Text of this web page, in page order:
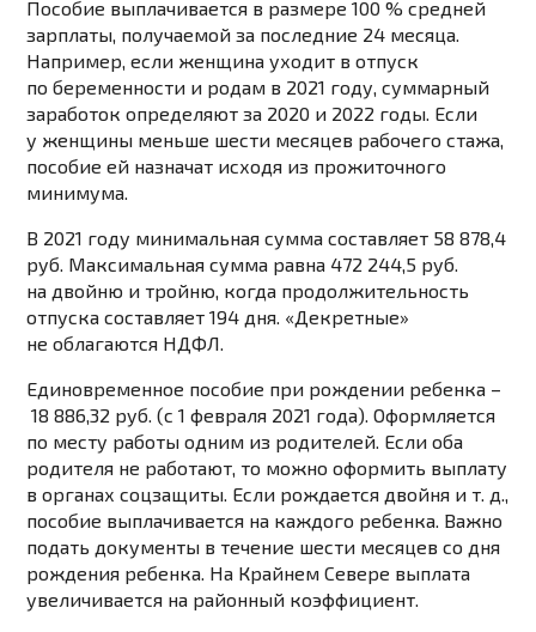
Пособие выплачивается в размере 100 % средней
зарплаты, получаемой за последние 24 месяца.
Например, если женщина уходит в отпуск
по беременности и родам в 2021 году, суммарный
заработок определяют за 2020 и 2022 годы. Если
у женщины меньше шести месяцев рабочего стажа,
пособие ей назначат исходя из прожиточного
минимума.
В 2021 году минимальная сумма составляет 58 878,4
руб. Максимальная сумма равна 472 244,5 руб.
на двойню и тройню, когда продолжительность
отпуска составляет 194 дня. «Декретные»
не облагаются НДФЛ.
Единовременное пособие при рождении ребенка –
18 886,32 руб. (с 1 февраля 2021 года). Оформляется
по месту работы одним из родителей. Если оба
родителя не работают, то можно оформить выплату
в органах соцзащиты. Если рождается двойня и т. д.,
пособие выплачивается на каждого ребенка. Важно
подать документы в течение шести месяцев со дня
рождения ребенка. На Крайнем Севере выплата
увеличивается на районный коэффициент.